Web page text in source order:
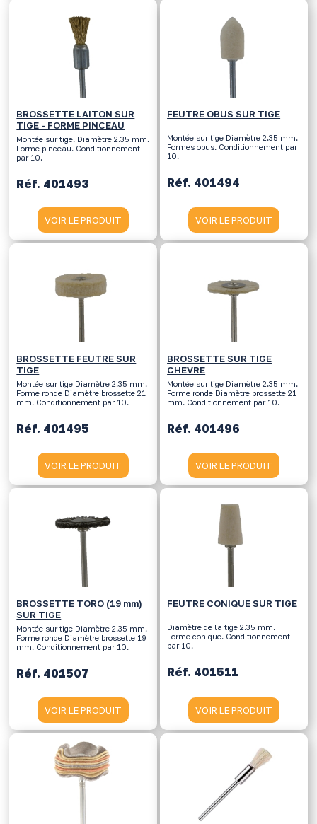
BROSSETTE LAITON SUR
TIGE - FORME PINCEAU
Montée sur tige. Diamètre 2.35 mm.
Forme pinceau. Conditionnement
par 10.
Réf. 401493
VOIR LE PRODUIT
FEUTRE OBUS SUR TIGE
Montée sur tige Diamètre 2.35 mm.
Formes obus. Conditionnement par
10.
Réf. 401494
VOIR LE PRODUIT
BROSSETTE FEUTRE SUR
TIGE
Montée sur tige Diamètre 2.35 mm.
Forme ronde Diamètre brossette 21
mm. Conditionnement par 10.
Réf. 401495
VOIR LE PRODUIT
BROSSETTE SUR TIGE
CHEVRE
Montée sur tige Diamètre 2.35 mm.
Forme ronde Diamètre brossette 21
mm. Conditionnement par 10.
Réf. 401496
VOIR LE PRODUIT
BROSSETTE TORO (19 mm)
SUR TIGE
Montée sur tige Diamètre 2.35 mm.
Forme ronde Diamètre brossette 19
mm. Conditionnement par 10.
Réf. 401507
VOIR LE PRODUIT
FEUTRE CONIQUE SUR TIGE
Diamètre de la tige 2.35 mm.
Forme conique. Conditionnement
par 10.
Réf. 401511
VOIR LE PRODUIT